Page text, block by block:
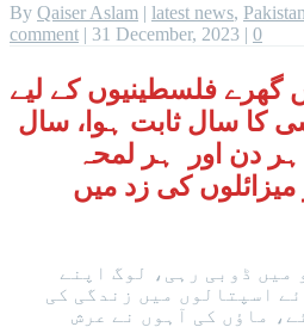
By Qaiser Aslam | latest news, Pakistan
comment | 31 December, 2023 | 0
گھرے فلسطینیوں کے لیے
کشی کا سال ثابت ہوا، سال
دن اور ہر لمحہ
میزائلوں کی زد میں
میں ڈوبی رہی، لوگ اپنے
اسپتالوں میں زندگی کی
ماؤں کی آہوں نے عرش